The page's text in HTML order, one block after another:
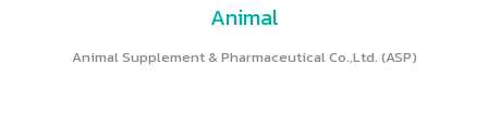
Animal
Animal Supplement & Pharmaceutical Co.,Ltd. (ASP)